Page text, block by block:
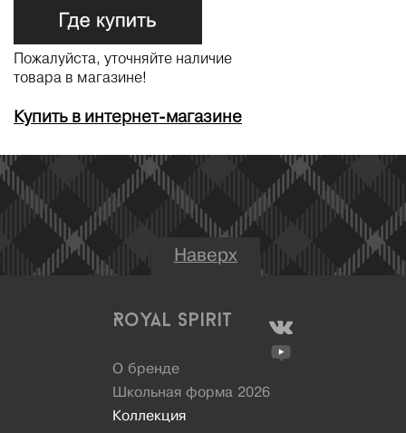
Пожалуйста, уточняйте наличие
товара в магазине!
Купить в интернет-магазине
Наверх
Royal Spirit
О бренде
Школьная форма 2026
Коллекция